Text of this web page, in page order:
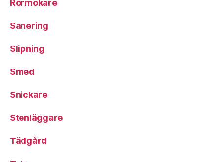
Rörmokare
Sanering
Slipning
Smed
Snickare
Stenläggare
Tädgård